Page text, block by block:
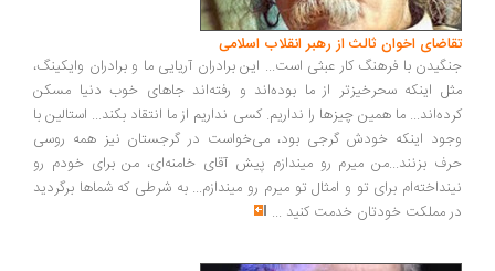
اخوان ثالث از رهبر انقلاب اسلامی
با فرهنگ کار عبثی است... این برادران آریایی ما و برادران وایکینگ،
اینکه سحرخیزتر از ما بوده‌اند و رفته‌اند جاهای خوب دنیا مسکن
ما همین چیزها را نداریم. کسی نداریم از ما انتقاد بکند... استالین با
اینکه خودش گرجی بود، می‌خواست در گرجستان نیز همه روسی
بزنند...من میرم رو میندازم پیش آقای خامنه‌ای، من برای خودم رو
برای تو و امثال تو میرم رو میندازم... به شرطی که شماها برگردید
مملکت خودتان خدمت کنید...